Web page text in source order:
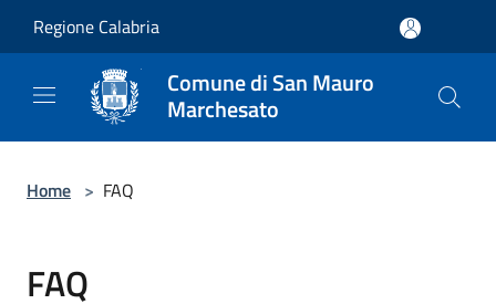
Regione Calabria
Comune di San Mauro
Marchesato
Home > FAQ
FAQ